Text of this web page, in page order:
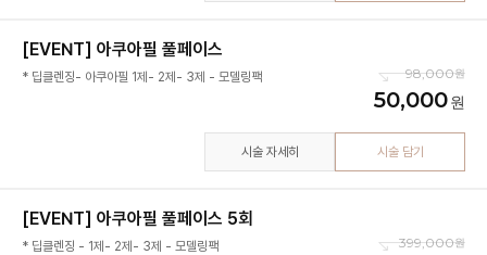
[EVENT] 아쿠아필 풀페이스
* 딥클렌징- 아쿠아필 1제- 2제- 3제 - 모델링팩 98,000
50,000
시술 자세히 시술 담기
[EVENT] 아쿠아필 풀페이스 5회
* 딥클렌징 - 1제- 2제- 3제 - 모델링팩 399,000